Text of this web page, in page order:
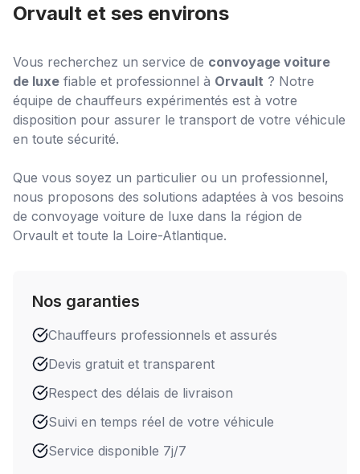
Orvault et ses environs
Vous recherchez un service de convoyage voiture
de luxe fiable et professionnel à Orvault ? Notre
équipe de chauffeurs expérimentés est à votre
disposition pour assurer le transport de votre véhicule
en toute sécurité.
Que vous soyez un particulier ou un professionnel,
nous proposons des solutions adaptées à vos besoins
de convoyage voiture de luxe dans la région de
Orvault et toute la Loire-Atlantique.
Nos garanties
Chauffeurs professionnels et assurés
Devis gratuit et transparent
Respect des délais de livraison
Suivi en temps réel de votre véhicule
Service disponible 7j/7